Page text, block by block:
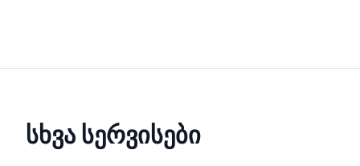
სხვა სერვისები